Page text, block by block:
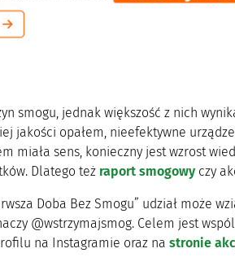
smogu, jednak większość z nich
jakości opałem, nieefektywne
miała sens, konieczny jest wzrost
Dlatego też raport smogowyczy
Doba Bez Smogu” udział może
@wstrzymajsmog. Celem jest
na Instagramie oraz na stronie